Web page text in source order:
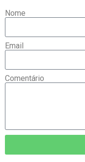
Nome
Email
Comentário